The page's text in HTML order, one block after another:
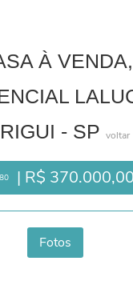
À VENDA,
- SP voltar
| R$ 370.000,00
Fotos